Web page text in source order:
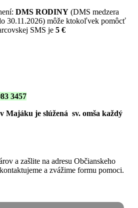
DMS RODINY (DMS medzera
30.11.2026) môže ktokoľvek pomôcť
SMS je 5 €
3457
Majáku je slúžená sv. omša každý
a zašlite na adresu Občianskeho
a zvážime formu pomoci.